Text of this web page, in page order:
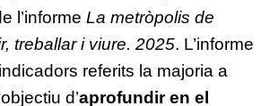
l’informe La metròpolis de
treballar i viure. 2025. L’informe
referits la majoria a
d’aprofundir en el